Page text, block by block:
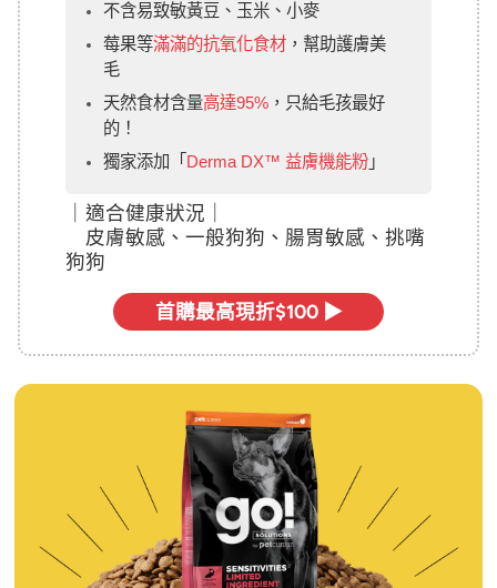
不含易致敏黃豆、玉米、小麥
莓果等滿滿的抗氧化食材，幫助護膚美
毛
天然食材含量高達95%，只給毛孩最好
的！
獨家添加「 Derma DX™ 益膚機能粉」
｜適合健康狀況｜
皮膚敏感、一般狗狗、腸胃敏感、挑嘴
狗狗
首購最高現折$100 ▶